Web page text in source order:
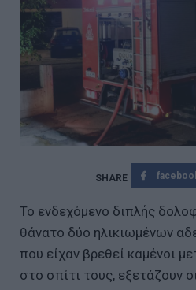
Το ενδεχόμενο διπλής
θάνατο δύο ηλικιωμένων
που είχαν βρεθεί καμένοι
στο σπίτι τους, εξετάζουν